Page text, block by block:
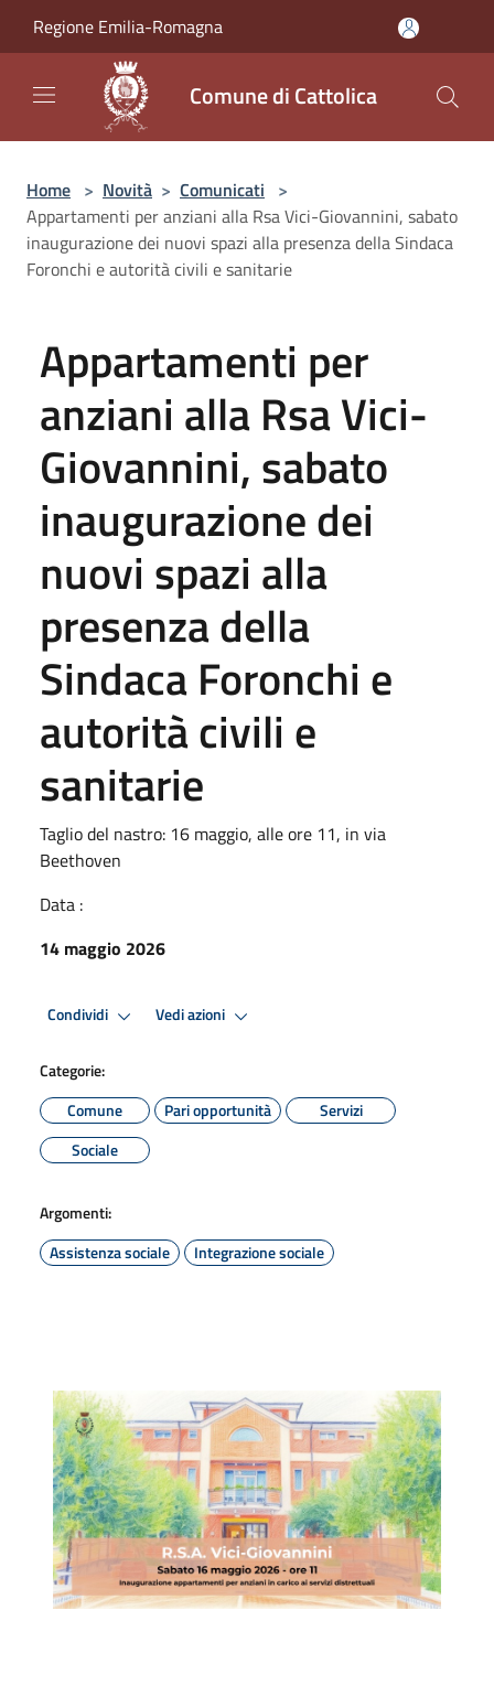
Regione Emilia-Romagna
Comune di Cattolica
Home > Novità > Comunicati >
Appartamenti per anziani alla Rsa Vici-Giovannini, sabato
inaugurazione dei nuovi spazi alla presenza della Sindaca
Foronchi e autorità civili e sanitarie
Appartamenti per
anziani alla Rsa Vici-
Giovannini, sabato
inaugurazione dei
nuovi spazi alla
presenza della
Sindaca Foronchi e
autorità civili e
sanitarie
Taglio del nastro: 16 maggio, alle ore 11, in via
Beethoven
Data :
14 maggio 2026
Condividi Vedi azioni
Categorie:
Comune
Pari opportunità
Servizi
Sociale
Argomenti:
Assistenza sociale
Integrazione sociale